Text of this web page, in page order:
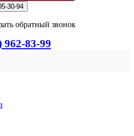
30-94
обратный звонок
962-83-99